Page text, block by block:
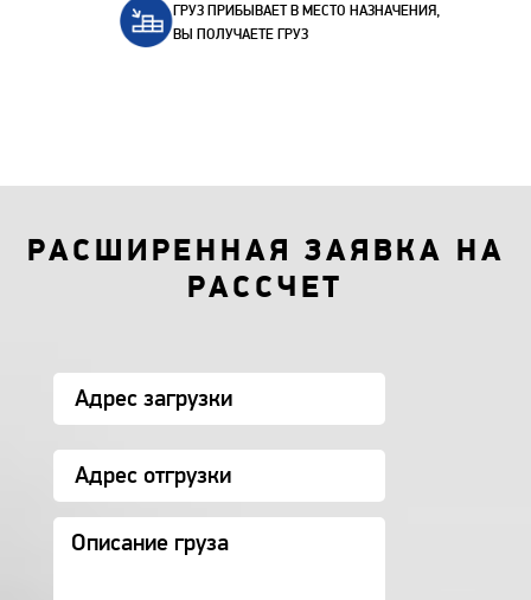
ГРУЗ ПРИБЫВАЕТ В МЕСТО НАЗНАЧЕНИЯ,
ВЫ ПОЛУЧАЕТЕ ГРУЗ
РАСШИРЕННАЯ ЗАЯВКА НА
РАССЧЕТ